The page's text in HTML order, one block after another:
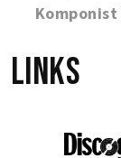
Komponist
Links